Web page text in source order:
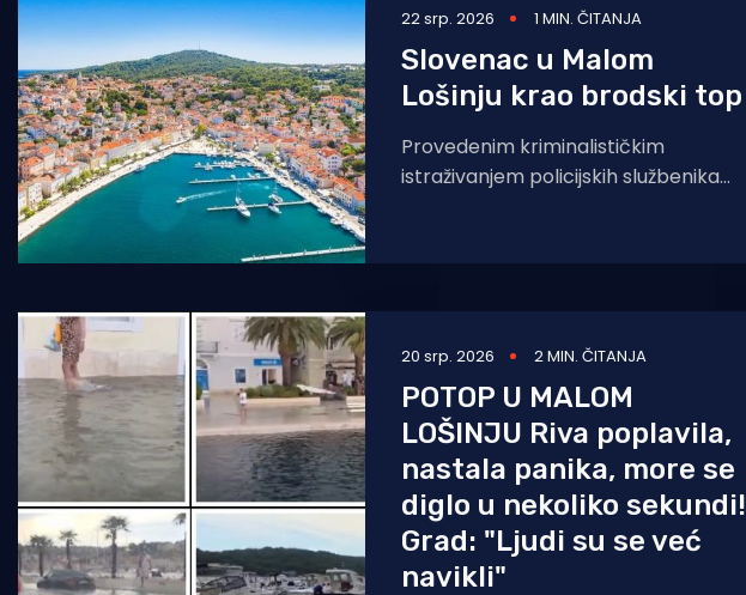
22 srp. 2026 1 MIN. ČITANJA
Slovenac u Malom
Lošinju krao brodski top
Provedenim kriminalističkim
istraživanjem policijskih službenika
slovenskim državljaninom, utvrđena
20 srp. 2026 2 MIN. ČITANJA
POTOP U MALOM
LOŠINJU Riva poplavila,
nastala panika, more se
diglo u nekoliko sekundi!
Grad: "Ljudi su se već
navikli"